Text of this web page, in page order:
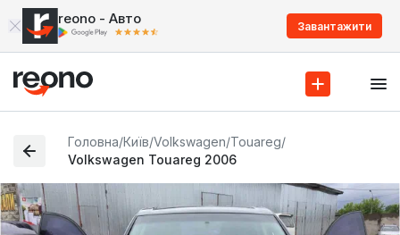
reono - Авто Завантажити
Головна/Київ/Volkswagen/Touareg/
Volkswagen Touareg 2006